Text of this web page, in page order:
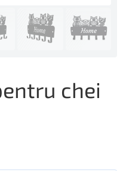
chei